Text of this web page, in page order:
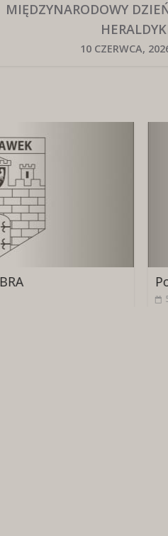
MIĘDZYNARODOWY
10 CZERWCA,
Porcelanowy talerz z